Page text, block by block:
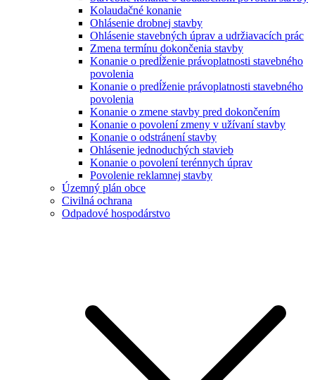
Kolaudačné konanie
Ohlásenie drobnej stavby
Ohlásenie stavebných úprav a udržiavacích prác
Zmena termínu dokončenia stavby
Konanie o predĺženie právoplatnosti stavebného
povolenia
Konanie o predĺženie právoplatnosti stavebného
povolenia
Konanie o zmene stavby pred dokončením
Konanie o povolení zmeny v užívaní stavby
Konanie o odstránení stavby
Ohlásenie jednoduchých stavieb
Konanie o povolení terénnych úprav
Povolenie reklamnej stavby
Územný plán obce
Civilná ochrana
Odpadové hospodárstvo